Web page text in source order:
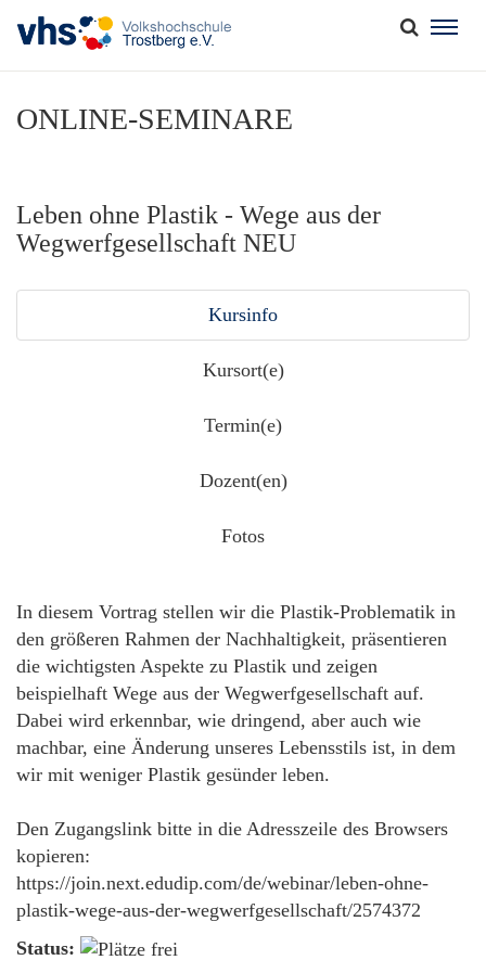
ONLINE-SEMINARE
Leben ohne Plastik - Wege aus der
Wegwerfgesellschaft NEU
Kursinfo
Kursort(e)
Termin(e)
Dozent(en)
Fotos
In diesem Vortrag stellen wir die Plastik-Problematik in
den größeren Rahmen der Nachhaltigkeit, präsentieren
die wichtigsten Aspekte zu Plastik und zeigen
beispielhaft Wege aus der Wegwerfgesellschaft auf.
Dabei wird erkennbar, wie dringend, aber auch wie
machbar, eine Änderung unseres Lebensstils ist, in dem
wir mit weniger Plastik gesünder leben.
Den Zugangslink bitte in die Adresszeile des Browsers
kopieren:
https://join.next.edudip.com/de/webinar/leben-ohne-
plastik-wege-aus-der-wegwerfgesellschaft/2574372
Status: